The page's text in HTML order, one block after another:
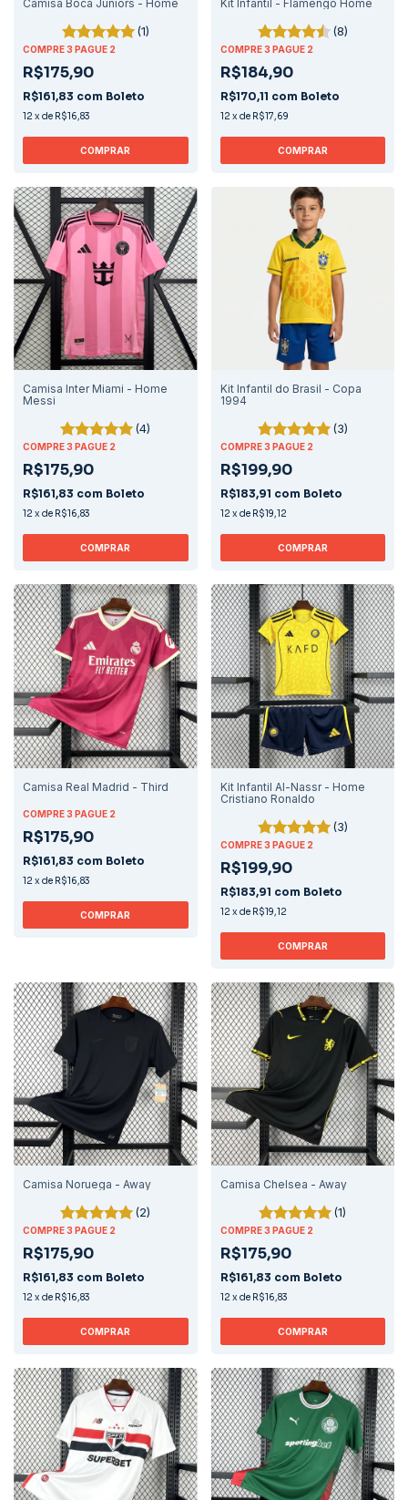
Camisa Boca Juniors - Home
(1)
COMPRE 3 PAGUE 2
R$175,90
R$161,83 com Boleto
12 x de R$16,83
COMPRAR
Kit Infantil - Flamengo Home
(8)
COMPRE 3 PAGUE 2
R$184,90
R$170,11 com Boleto
12 x de R$17,69
COMPRAR
Camisa Inter Miami - Home
Messi
(4)
COMPRE 3 PAGUE 2
R$175,90
R$161,83 com Boleto
12 xde R$16,83
COMPRAR
Kit Infantil do Brasil - Copa
1994
(3)
COMPRE 3 PAGUE 2
R$199,90
R$183,91 com Boleto
12 xde R$19,12
COMPRAR
Camisa Real Madrid - Third
COMPRE 3 PAGUE 2
R$175,90
R$161,83 com Boleto
12 x de R$16,83
COMPRAR
Kit Infantil Al-Nassr - Home
Cristiano Ronaldo
(3)
COMPRE 3 PAGUE 2
R$199,90
R$183,91 com Boleto
12 x de R$19,12
COMPRAR
Camisa Noruega - Away
(2)
COMPRE 3 PAGUE 2
R$175,90
R$161,83 com Boleto
12 xde R$16,83
COMPRAR
Camisa Chelsea - Away
(1)
COMPRE 3 PAGUE 2
R$175,90
R$161,83 com Boleto
12 xde R$16,83
COMPRAR